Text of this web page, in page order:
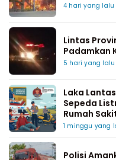
4 hari yang lalu
Lintas
Padamkan
5 hari yang lalu
Laka
Sepeda
Rumah
1 minggu yang
Polisi